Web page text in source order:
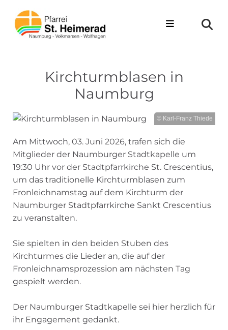
Kirchturmblasen in
Naumburg
© Karl-Franz Thiede
Am Mittwoch, 03. Juni 2026, trafen sich die
Mitglieder der Naumburger Stadtkapelle um
19:30 Uhr vor der Stadtpfarrkirche St. Crescentius,
um das traditionelle Kirchturmblasen zum
Fronleichnamstag auf dem Kirchturm der
Naumburger Stadtpfarrkirche Sankt Crescentius
zu veranstalten.
Sie spielten in den beiden Stuben des
Kirchturmes die Lieder an, die auf der
Fronleichnamsprozession am nächsten Tag
gespielt werden.
Der Naumburger Stadtkapelle sei hier herzlich für
ihr Engagement gedankt.